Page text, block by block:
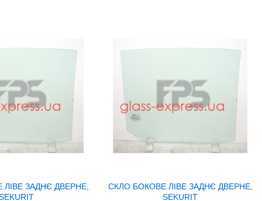
ЗАДНЄ ДВЕРНЕ,
СКЛО БОКОВЕ ЛІВЕ ЗАДНЄ ДВЕРНЕ,
SEKURIT